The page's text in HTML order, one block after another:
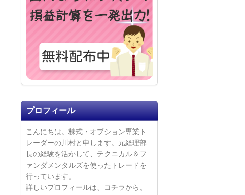
プロフィール
こんにちは。株式・オプション専業ト
レーダーの川村と申します。元経理部
長の経験を活かして、テクニカル＆フ
ァンダメンタルズを使ったトレードを
行っています。
詳しいプロフィールは、
コチラから。